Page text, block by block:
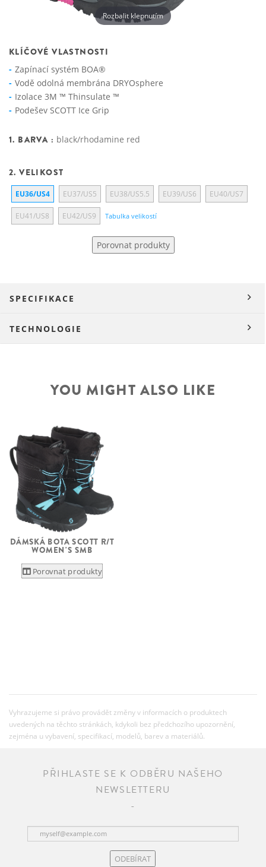
Rozbalit klepnutím
KLÍČOVÉ VLASTNOSTI
Zapínací systém BOA®
Vodě odolná membrána DRYOsphere
Izolace 3M ™ Thinsulate ™
Podešev SCOTT Ice Grip
1. BARVA : black/rhodamine red
2. VELIKOST
EU36/US4 EU37/US5 EU38/US5.5 EU39/US6 EU40/US7
EU41/US8 EU42/US9 Tabulka velikostí
Porovnat produkty
SPECIFIKACE
TECHNOLOGIE
YOU MIGHT ALSO LIKE
DÁMSKÁ BOTA SCOTT R/T
WOMEN'S SMB
Porovnat produkty
Vyhrazujeme si právo provádět změny v informacích o produktech
uvedených na těchto stránkách, kdykoli bez předchozího upozornění,
zejména u vybavení, specifikací, modelů, barev a materiálů.
PŘIHLASTE SE K ODBĚRU NAŠEHO
NEWSLETTERU
ODEBÍRAT